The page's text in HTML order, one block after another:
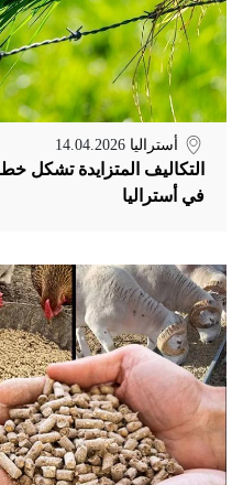
أستراليا 14.04.2026
التكاليف المتزايدة تشكل
في أستراليا